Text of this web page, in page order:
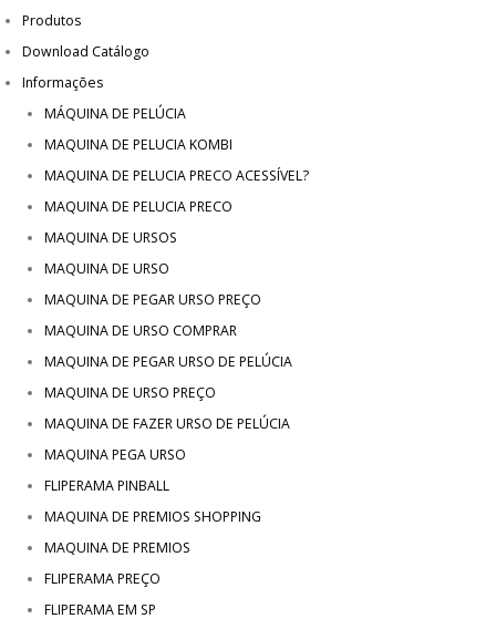
Produtos
Download Catálogo
Informações
MÁQUINA DE PELÚCIA
MAQUINA DE PELUCIA KOMBI
MAQUINA DE PELUCIA PRECO ACESSÍVEL?
MAQUINA DE PELUCIA PRECO
MAQUINA DE URSOS
MAQUINA DE URSO
MAQUINA DE PEGAR URSO PREÇO
MAQUINA DE URSO COMPRAR
MAQUINA DE PEGAR URSO DE PELÚCIA
MAQUINA DE URSO PREÇO
MAQUINA DE FAZER URSO DE PELÚCIA
MAQUINA PEGA URSO
FLIPERAMA PINBALL
MAQUINA DE PREMIOS SHOPPING
MAQUINA DE PREMIOS
FLIPERAMA PREÇO
FLIPERAMA EM SP